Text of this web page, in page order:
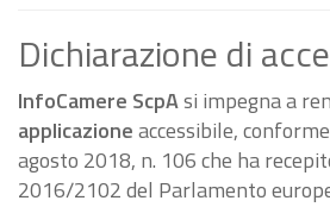
Dichiarazione di
InfoCamere ScpAsi impegna a
applicazioneaccessibile,
agosto 2018, n. 106 che ha
2016/2102 del Parlamento